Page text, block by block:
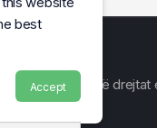
best
Accept
2026, Të gjitha të drejtat